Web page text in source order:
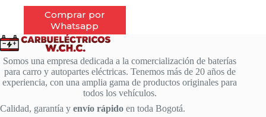
Comprar por
Whatsapp
Somos una empresa dedicada a la comercialización de baterías
para carro y autopartes eléctricas. Tenemos más de 20 años de
experiencia, con una amplia gama de productos originales para
todos los vehículos.
Calidad, garantía y envío rápido en toda Bogotá.